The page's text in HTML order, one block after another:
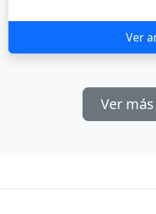
Ver
Ver